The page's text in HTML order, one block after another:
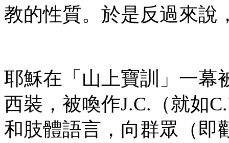
教的性質。於是反過來說
耶穌在「山上寶訓」一幕
西裝，被喚作J.C.（就如
和肢體語言，向群眾（